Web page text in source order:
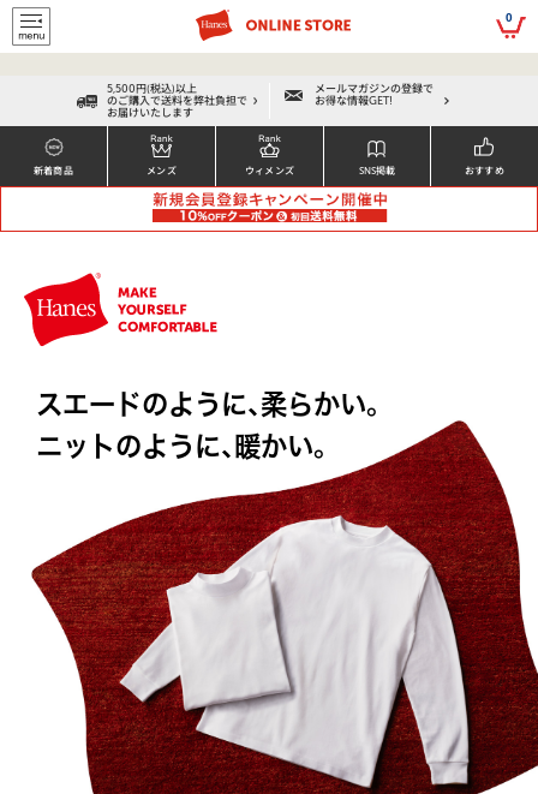
script> 0
5,500円(税込)以上
のご購入で送料を弊社負担で
お届けいたします
メールマガジンの登録で
お得な情報GET!
新着商品 メンズ ウィメンズ SNS掲載 おすすめ
スエー ドのよ う に、 柔らかい。
ニッ トのよ う に、 暖かい。